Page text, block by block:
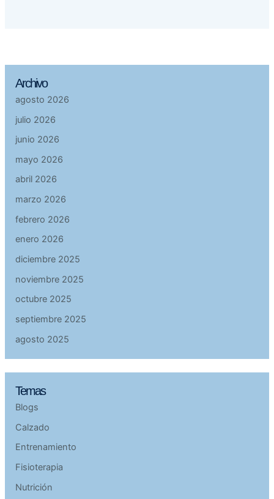
Archivo
agosto 2026
julio 2026
junio 2026
mayo 2026
abril 2026
marzo 2026
febrero 2026
enero 2026
diciembre 2025
noviembre 2025
octubre 2025
septiembre 2025
agosto 2025
Temas
Blogs
Calzado
Entrenamiento
Fisioterapia
Nutrición